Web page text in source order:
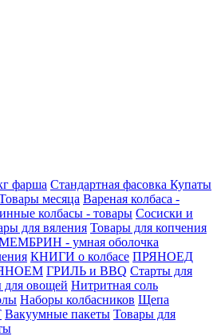
фарша Стандартная фасовка Купаты
месяца Вареная колбаса -
колбасы - товары Сосиски и
для вяления Товары для копчения
- умная оболочка
КНИГИ о колбасе ПРЯНОЕД
ГРИЛЬ и BBQ Старты для
для овощей Нитритная соль
Наборы колбасников Щепа
Вакуумные пакеты Товары для